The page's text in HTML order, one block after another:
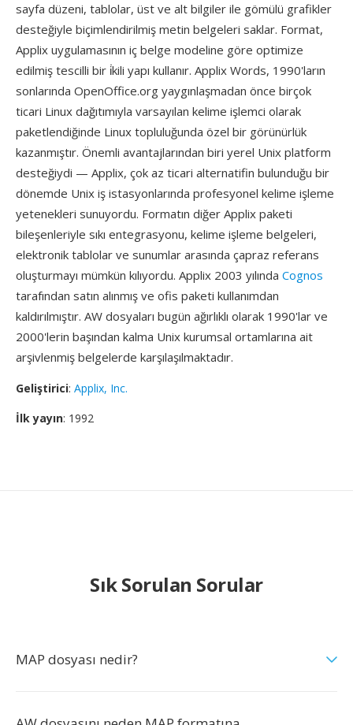
sayfa düzeni, tablolar, üst ve alt bilgiler ile gömülü grafikler
desteğiyle biçimlendirilmiş metin belgeleri saklar. Format,
Applix uygulamasının iç belge modeline göre optimize
edilmiş tescilli bir i̇kili yapı kullanır. Applix Words, 1990'ların
sonlarında OpenOffice.org yaygınlaşmadan önce birçok
ticari Linux dağıtımıyla varsayılan kelime işlemci olarak
paketlendiğinde Linux topluluğunda özel bir görünürlük
kazanmıştır. Önemli avantajlarından biri yerel Unix platform
desteğiydi — Applix, çok az ticari alternatifin bulunduğu bir
dönemde Unix iş istasyonlarında profesyonel kelime işleme
yetenekleri sunuyordu. Formatın diğer Applix paketi
bileşenleriyle sıkı entegrasyonu, kelime işleme belgeleri,
elektronik tablolar ve sunumlar arasında çapraz referans
oluşturmayı mümkün kılıyordu. Applix 2003 yılında Cognos
tarafından satın alınmış ve ofis paketi kullanımdan
kaldırılmıştır. AW dosyaları bugün ağırlıklı olarak 1990'lar ve
2000'lerin başından kalma Unix kurumsal ortamlarına ait
arşivlenmiş belgelerde karşılaşılmaktadır.
Geliştirici: Applix, Inc.
İlk yayın: 1992
Sık Sorulan Sorular
MAP dosyası nedir?